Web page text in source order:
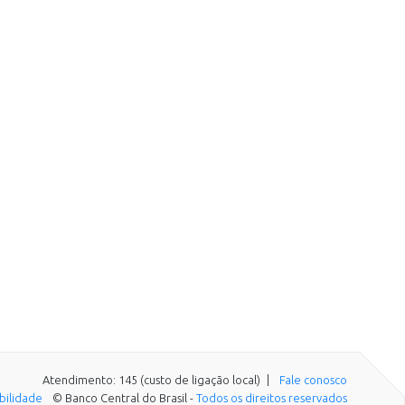
Atendimento: 145 (custo de ligação local)
Fale conosco
© Banco Central do Brasil - Todos os direitos reservados